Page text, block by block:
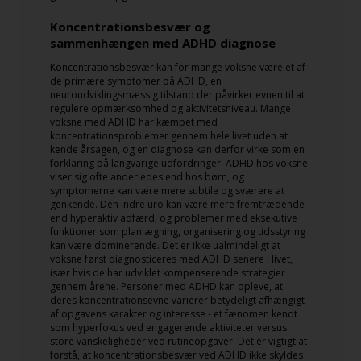
Koncentrationsbesvær og
sammenhængen med ADHD diagnose
Koncentrationsbesvær kan for mange voksne være et af
de primære symptomer på ADHD, en
neuroudviklingsmæssig tilstand der påvirker evnen til at
regulere opmærksomhed og aktivitetsniveau. Mange
voksne med ADHD har kæmpet med
koncentrationsproblemer gennem hele livet uden at
kende årsagen, og en diagnose kan derfor virke som en
forklaring på langvarige udfordringer. ADHD hos voksne
viser sig ofte anderledes end hos børn, og
symptomerne kan være mere subtile og sværere at
genkende. Den indre uro kan være mere fremtrædende
end hyperaktiv adfærd, og problemer med eksekutive
funktioner som planlægning, organisering og tidsstyring
kan være dominerende. Det er ikke ualmindeligt at
voksne først diagnosticeres med ADHD senere i livet,
især hvis de har udviklet kompenserende strategier
gennem årene. Personer med ADHD kan opleve, at
deres koncentrationsevne varierer betydeligt afhængigt
af opgavens karakter og interesse - et fænomen kendt
som hyperfokus ved engagerende aktiviteter versus
store vanskeligheder ved rutineopgaver. Det er vigtigt at
forstå, at koncentrationsbesvær ved ADHD ikke skyldes